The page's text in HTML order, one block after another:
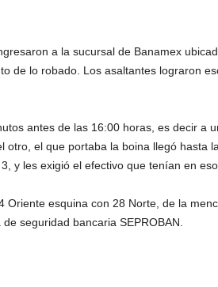
a la sucursal de Banamex
de lo robado. Los asaltantes lograron
antes de las 16:00 horas, es decir a
otro, el que portaba la boina llegó hasta
y les exigió el efectivo que tenían en
Oriente esquina con 28 Norte, de la
seguridad bancaria SEPROBAN.